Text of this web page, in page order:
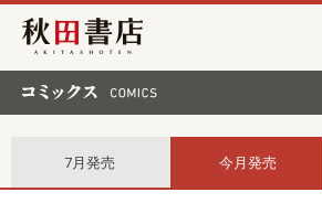
秋田書店
7月発売 今月発売